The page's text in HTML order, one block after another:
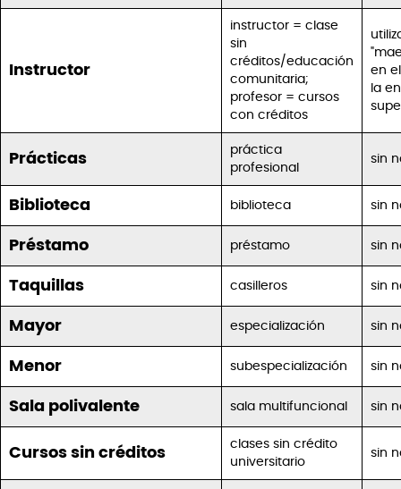
Instructor
instructor = clase
sin
créditos/educación
comunitaria;
profesor = cursos
con créditos
en
la
Prácticas
práctica
profesional
sin
Biblioteca biblioteca sin
Préstamo préstamo sin
Taquillas casilleros sin
Mayor especialización sin
Menor subespecialización sin
Sala polivalente sala multifuncional sin
Cursos sin créditos
clases sin crédito
universitario
sin